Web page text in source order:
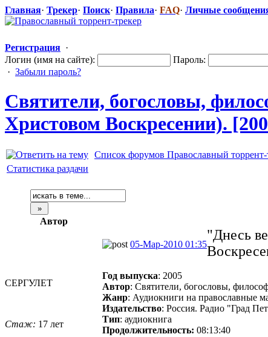
Главная· Трекер· Поиск· Правила· FAQ· Личные
Регистрация ·
Логин (имя на сайте):
Пароль:
· Забыли пароль?
Святители, богословы,
Христовом Воскресении).
Список форумов Православный торрент-
Статистика раздачи
Автор
СЕРГУЛЕТ
Стаж: 17 лет
05-Мар-2010 01:35
"Днесь
Год выпуска: 2005
Автор: Святители, богословы,
Жанр: Аудиокниги на православные
Издательство: Россия. Радио "Град
Тип: аудиокнига
Продолжительность: 08:13:40